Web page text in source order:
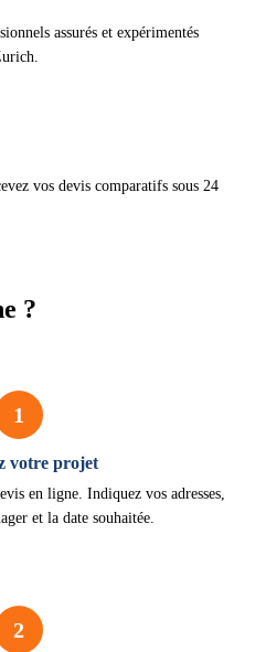
assurés et expérimentés
vos devis comparatifs sous 24
?
1
votre projet
en ligne. Indiquez vos adresses,
et la date souhaitée.
2